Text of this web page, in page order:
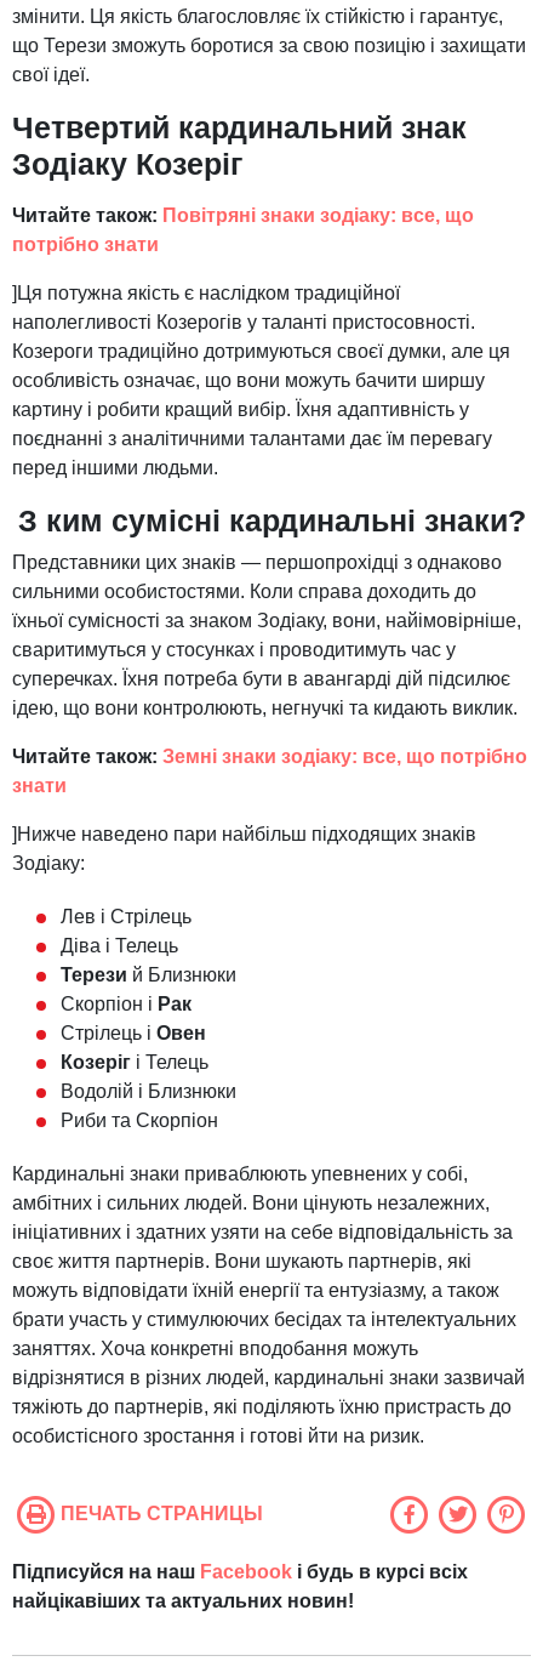
змінити. Ця якість благословляє їх стійкістю і гарантує,
що Терези зможуть боротися за свою позицію і захищати
свої ідеї.
Четвертий кардинальний знак
Зодіаку Козеріг
Читайте також: Повітряні знаки зодіаку: все, що
потрібно знати
]Ця потужна якість є наслідком традиційної
наполегливості Козерогів у таланті пристосовності.
Козероги традиційно дотримуються своєї думки, але ця
особливість означає, що вони можуть бачити ширшу
картину і робити кращий вибір. Їхня адаптивність у
поєднанні з аналітичними талантами дає їм перевагу
перед іншими людьми.
З ким сумісні кардинальні знаки?
Представники цих знаків — першопрохідці з однаково
сильними особистостями. Коли справа доходить до
їхньої сумісності за знаком Зодіаку, вони, найімовірніше,
сваритимуться у стосунках і проводитимуть час у
суперечках. Їхня потреба бути в авангарді дій підсилює
ідею, що вони контролюють, негнучкі та кидають виклик.
Читайте також: Земні знаки зодіаку: все, що потрібно
знати
]Нижче наведено пари найбільш підходящих знаків
Зодіаку:
Лев і Стрілець
Діва і Телець
Терези й Близнюки
Скорпіон і Рак
Стрілець і Овен
Козеріг і Телець
Водолій і Близнюки
Риби та Скорпіон
Кардинальні знаки приваблюють упевнених у собі,
амбітних і сильних людей. Вони цінують незалежних,
ініціативних і здатних узяти на себе відповідальність за
своє життя партнерів. Вони шукають партнерів, які
можуть відповідати їхній енергії та ентузіазму, а також
брати участь у стимулюючих бесідах та інтелектуальних
заняттях. Хоча конкретні вподобання можуть
відрізнятися в різних людей, кардинальні знаки зазвичай
тяжіють до партнерів, які поділяють їхню пристрасть до
особистісного зростання і готові йти на ризик.
ПЕЧАТЬ СТРАНИЦЫ
Підписуйся на наш Facebook і будь в курсі всіх
найцікавіших та актуальних новин!